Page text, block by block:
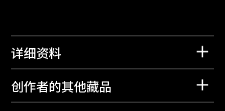
详细资料
创作者的其他藏品